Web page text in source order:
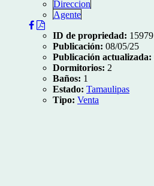
Direccion
Agente
ID de propriedad: 15979
Publicación: 08/05/25
Publicación actualizada:
Dormitorios: 2
Baños: 1
Estado: Tamaulipas
Tipo: Venta